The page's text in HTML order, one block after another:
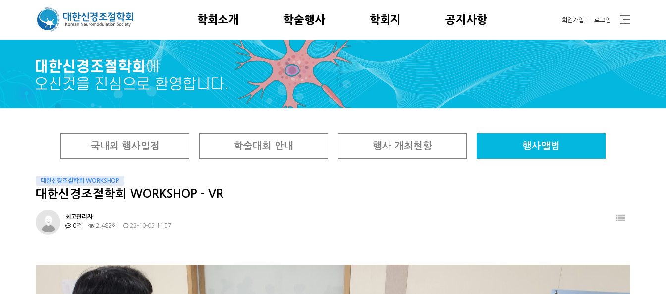
학회소개 학술행사 학회지 공지사항 회원가입 로그인
국내외 행사일정 학술대회 안내 행사 개최현황 행사앨범
대한신경조절학회 WORKSHOP
대한신경조절학회 WORKSHOP - VR
최고관리자
0건
2,482회 23-10-05 11:37